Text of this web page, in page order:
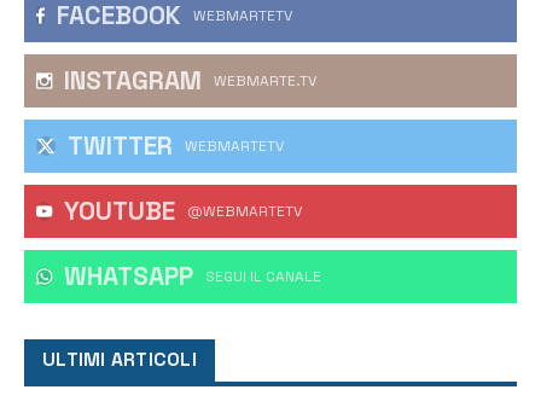
FACEBOOK WEBMARTETV
INSTAGRAM WEBMARTE.TV
TWITTER WEBMARTETV
YOUTUBE @WEBMARTETV
WHATSAPP ‎SEGUI IL CANALE
ULTIMI ARTICOLI